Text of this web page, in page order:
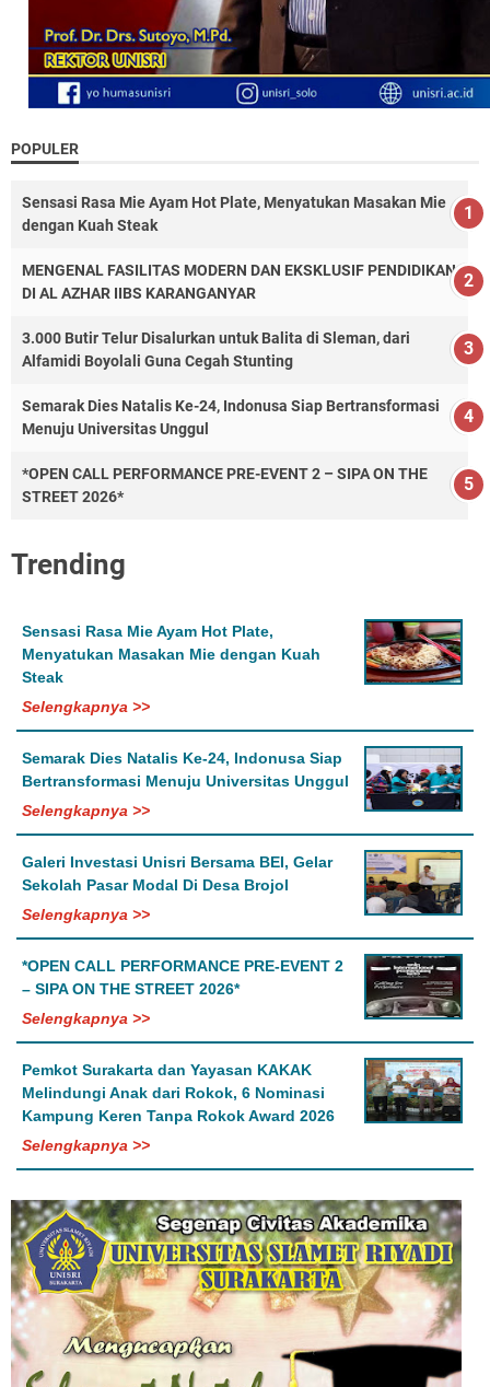
POPULER
Sensasi Rasa Mie Ayam Hot Plate, Menyatukan Masakan Mie
dengan Kuah Steak
MENGENAL FASILITAS MODERN DAN EKSKLUSIF PENDIDIKAN
DI AL AZHAR IIBS KARANGANYAR
3.000 Butir Telur Disalurkan untuk Balita di Sleman, dari
Alfamidi Boyolali Guna Cegah Stunting
Semarak Dies Natalis Ke-24, Indonusa Siap Bertransformasi
Menuju Universitas Unggul
*OPEN CALL PERFORMANCE PRE-EVENT 2 – SIPA ON THE
STREET 2026*
Trending
Sensasi Rasa Mie Ayam Hot Plate,
Menyatukan Masakan Mie dengan Kuah
Steak
Selengkapnya >>
Semarak Dies Natalis Ke-24, Indonusa Siap
Bertransformasi Menuju Universitas Unggul
Selengkapnya >>
Galeri Investasi Unisri Bersama BEI, Gelar
Sekolah Pasar Modal Di Desa Brojol
Selengkapnya >>
*OPEN CALL PERFORMANCE PRE-EVENT 2
– SIPA ON THE STREET 2026*
Selengkapnya >>
Pemkot Surakarta dan Yayasan KAKAK
Melindungi Anak dari Rokok, 6 Nominasi
Kampung Keren Tanpa Rokok Award 2026
Selengkapnya >>